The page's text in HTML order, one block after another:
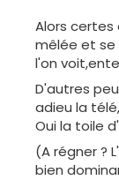
Alors certes
mêlée et se
l'on
D'autres
adieu la
Oui la toile
(A régner ?
bien